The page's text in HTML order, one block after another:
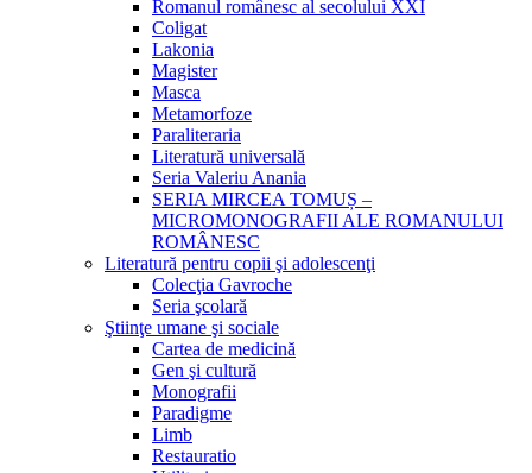
Romanul românesc al secolului XXI
Coligat
Lakonia
Magister
Masca
Metamorfoze
Paraliteraria
Literatură universală
Seria Valeriu Anania
SERIA MIRCEA TOMUȘ –
MICROMONOGRAFII ALE ROMANULUI
ROMÂNESC
Literatură pentru copii şi adolescenţi
Colecţia Gavroche
Seria şcolară
Ştiinţe umane şi sociale
Cartea de medicină
Gen şi cultură
Monografii
Paradigme
Limb
Restauratio